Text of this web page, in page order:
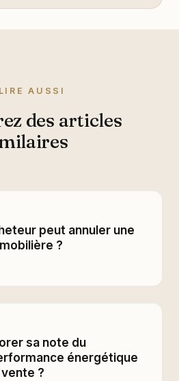
AUSSI
des articles
peut annuler une
?
sa note du
énergétique
vente ?